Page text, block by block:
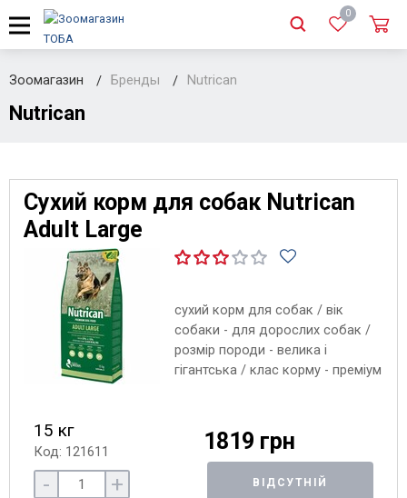
0
Зоомагазин Бренды Nutrican
Nutrican
Сухий корм для собак Nutrican
Adult Large
сухий корм для собак / вік
собаки - для дорослих собак /
розмір породи - велика і
гігантська / клас корму - преміум
15 кг
Код: 121611 1819 грн
- + ВІДСУТНІЙ